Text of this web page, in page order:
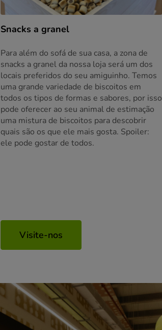
Snacks a granel
Para além do sofá de sua casa, a zona de
snacks a granel da nossa loja será um dos
locais preferidos do seu amiguinho. Temos
uma grande variedade de biscoitos em
todos os tipos de formas e sabores, por isso
pode oferecer ao seu animal de estimação
uma mistura de biscoitos para descobrir
quais são os que ele mais gosta. Spoiler:
ele pode gostar de todos.
Visite-nos